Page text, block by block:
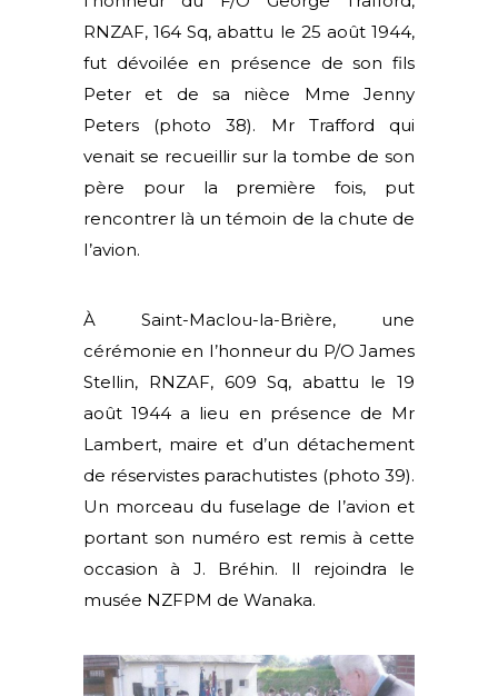
RNZAF, 164 Sq, abattu le 25 août 1944,
fut dévoilée en présence de son fils
Peter et de sa nièce Mme Jenny
Peters (photo 38). Mr Trafford qui
venait se recueillir sur la tombe de son
père pour la première fois, put
rencontrer là un témoin de la chute de
I’avion.
À Saint-Maclou-la-Brière, une
cérémonie en I’honneur du P/O James
Stellin, RNZAF, 609 Sq, abattu le 19
août 1944 a lieu en présence de Mr
Lambert, maire et d’un détachement
de réservistes parachutistes (photo 39).
Un morceau du fuselage de I’avion et
portant son numéro est remis à cette
occasion à J. Bréhin. ll rejoindra le
musée NZFPM de Wanaka.